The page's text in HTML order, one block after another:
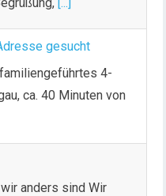
gesucht
4-
ca. 40 Minuten von
anders sind Wir